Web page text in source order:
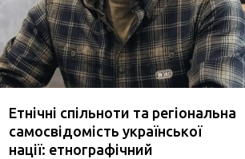
Етнічні спільноти та регіональна
самосвідомість української
нації: етнографічний